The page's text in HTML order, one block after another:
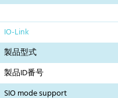
IO-Link
製品型式
製品ID番号
SIO mode support